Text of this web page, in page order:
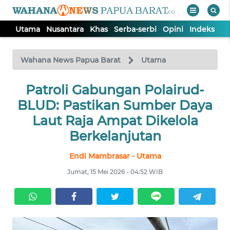
Utama Nusantara Khas Serba-serbi Opini Indeks
Wahana News Papua Barat Utama
Patroli Gabungan Polairud-
BLUD: Pastikan Sumber Daya
Laut Raja Ampat Dikelola
Berkelanjutan
Endi Mambrasar - Utama
Jumat, 15 Mei 2026 - 04:52 WIB
TV
Tutup
UTAMA
NUSANTARA
SERBI
OPINI